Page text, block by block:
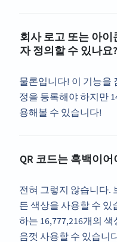
회사 로고 또는 아이
자 정의할 수 있나요?
물론입니다! 이 기능을
정을 등록해야 하지만
용해볼 수 있습니다!
QR 코드는 흑백이
전혀 그렇지 않습니다.
든 색상을 사용할 수 있
하는 16,777,216개의
음껏 사용할 수 있습니